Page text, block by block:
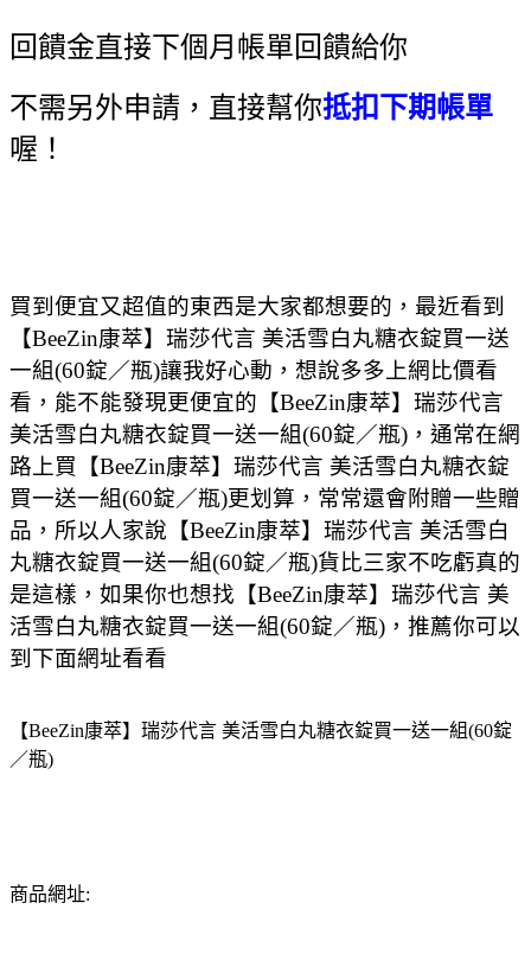
回饋金直接下個月帳單回饋給你
不需另外申請，直接幫你抵扣下期帳單
喔！
買到便宜又超值的東西是大家都想要的，最近看到
【BeeZin康萃】瑞莎代言 美活雪白丸糖衣錠買一送
一組(60錠／瓶)讓我好心動，想說多多上網比價看
看，能不能發現更便宜的【BeeZin康萃】瑞莎代言
美活雪白丸糖衣錠買一送一組(60錠／瓶)，通常在網
路上買【BeeZin康萃】瑞莎代言 美活雪白丸糖衣錠
買一送一組(60錠／瓶)更划算，常常還會附贈一些贈
品，所以人家說【BeeZin康萃】瑞莎代言 美活雪白
丸糖衣錠買一送一組(60錠／瓶)貨比三家不吃虧真的
是這樣，如果你也想找【BeeZin康萃】瑞莎代言 美
活雪白丸糖衣錠買一送一組(60錠／瓶)，推薦你可以
到下面網址看看
【BeeZin康萃】瑞莎代言 美活雪白丸糖衣錠買一送一組(60錠
／瓶)
商品網址: